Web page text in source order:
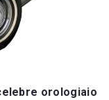
orologiaio